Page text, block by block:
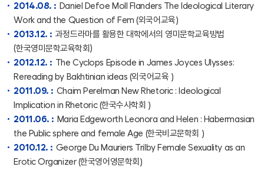
2014.08. : Daniel Defoe Moll Flanders The Ideological Literary
Work and the Question of Fem (외국어교육)
2013.12. : 과정드라마를 활용한 대학에서의 영미문학교육방법
(한국영미문학교육학회)
2012.12. : The Cyclops Episode in James Joyces Ulysses:
Rereading by Bakhtinian ideas (외국어교육 )
2011.09. : Chaim Perelman New Rhetoric : Ideological
Implication in Rhetoric (한국수사학회 )
2011.06. : Maria Edgeworth Leonora and Helen : Habermasian
the Public sphere and female Age (한국비교문학회 )
2010.12. : George Du Mauriers Trilby Female Sexuality as an
Erotic Organizer (한국영어영문학회)